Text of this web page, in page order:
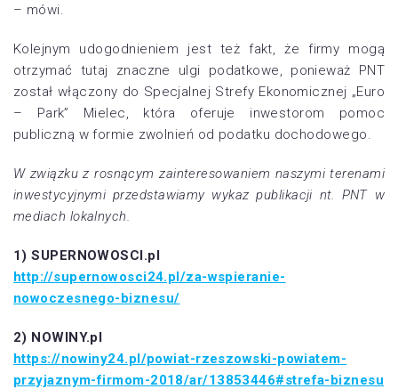
– mówi.
Kolejnym udogodnieniem jest też fakt, że firmy mogą
otrzymać tutaj znaczne ulgi podatkowe, ponieważ PNT
został włączony do Specjalnej Strefy Ekonomicznej „Euro
– Park” Mielec, która oferuje inwestorom pomoc
publiczną w formie zwolnień od podatku dochodowego.
W związku z rosnącym zainteresowaniem naszymi terenami
inwestycyjnymi przedstawiamy wykaz publikacji nt. PNT w
mediach lokalnych.
1) SUPERNOWOSCI.pl
http://supernowosci24.pl/za-wspieranie-
nowoczesnego-biznesu/
2) NOWINY.pl
https://nowiny24.pl/powiat-rzeszowski-powiatem-
przyjaznym-firmom-2018/ar/13853446#strefa-biznesu